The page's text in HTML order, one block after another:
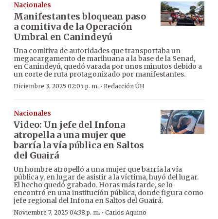
Nacionales
Manifestantes bloquean paso
a comitiva de la Operación
Umbral en Canindeyú
Una comitiva de autoridades que transportaba un
megacargamento de marihuana a la base de la Senad,
en Canindeyú, quedó varada por unos minutos debido a
un corte de ruta protagonizado por manifestantes.
Diciembre 3, 2025 02:05 p. m. · Redacción ÚH
Nacionales
Video: Un jefe del Infona
atropella a una mujer que
barría la vía pública en Saltos
del Guairá
Un hombre atropelló a una mujer que barría la vía
pública y, en lugar de asistir a la víctima, huyó del lugar.
El hecho quedó grabado. Horas más tarde, se lo
encontró en una institución pública, donde figura como
jefe regional del Infona en Saltos del Guairá.
Noviembre 7, 2025 04:38 p. m. · Carlos Aquino